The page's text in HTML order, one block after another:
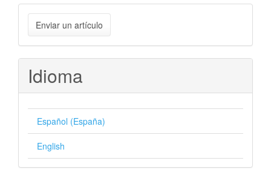
Enviar
un
artículo
Enviar un artículo
Idioma
Español (España)
English